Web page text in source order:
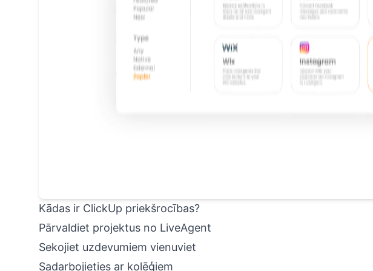
Kādas ir ClickUp priekšrocības?
Pārvaldiet projektus no LiveAgent
Sekojiet uzdevumiem vienuviet
Sadarbojieties ar kolēģiem